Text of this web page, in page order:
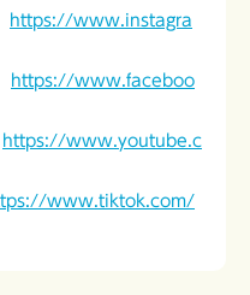
https://www.instagra
https://www.faceboo
https://www.youtube.c
www.tiktok.com/